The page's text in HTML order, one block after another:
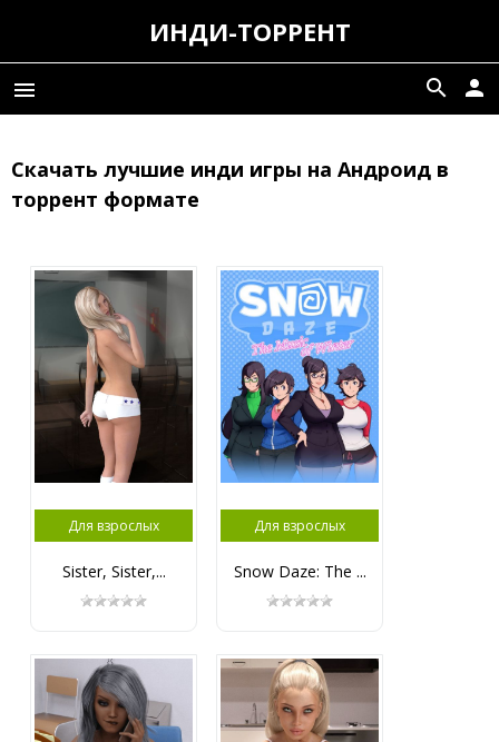
ИНДИ-ТОРРЕНТ
menu person
search
Скачать лучшие инди игры на Андроид в
торрент формате
Для взрослых
Sister, Sister,...
Для взрослых
Snow Daze: The ...